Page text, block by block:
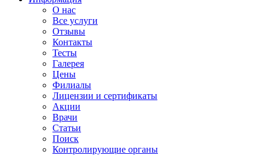
О нас
Все услуги
Отзывы
Контакты
Тесты
Галерея
Цены
Филиалы
Лицензии и сертификаты
Акции
Врачи
Статьи
Поиск
Контролирующие органы